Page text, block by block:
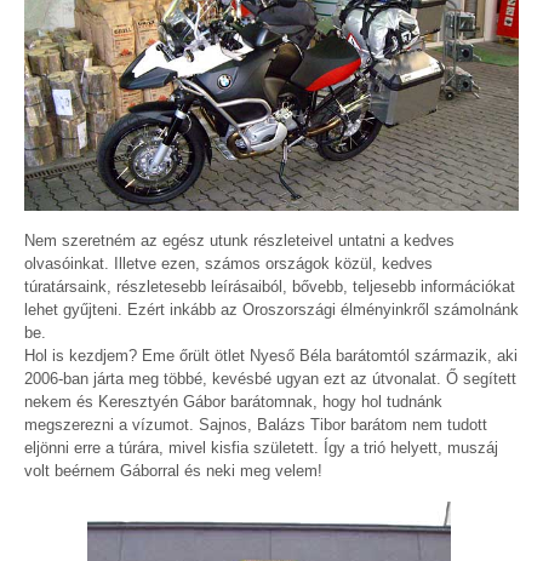
Nem szeretném az egész utunk részleteivel untatni a kedves
olvasóinkat. Illetve ezen, számos országok közül, kedves
túratársaink, részletesebb leírásaiból, bővebb, teljesebb információkat
lehet gyűjteni. Ezért inkább az Oroszországi élményinkről számolnánk
be.
Hol is kezdjem? Eme őrült ötlet Nyeső Béla barátomtól származik, aki
2006-ban járta meg többé, kevésbé ugyan ezt az útvonalat. Ő segített
nekem és Keresztyén Gábor barátomnak, hogy hol tudnánk
megszerezni a vízumot. Sajnos, Balázs Tibor barátom nem tudott
eljönni erre a túrára, mivel kisfia született. Így a trió helyett, muszáj
volt beérnem Gáborral és neki meg velem!